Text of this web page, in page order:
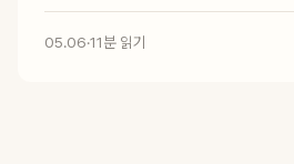
05.06·11분 읽기